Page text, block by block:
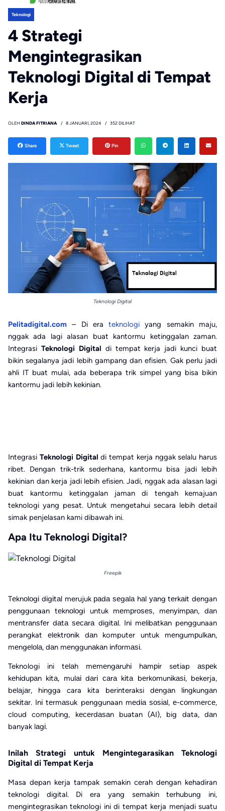
Teknologi
4 Strategi
Mengintegrasikan
Teknologi Digital di Tempat
Kerja
OLEH DINDA FITRIANA 8 JANUARI, 2024 352 DILIHAT
Share Tweet Pin
Teknologi Digital
Pelitadigital.com – Di erateknologi yang semakin maju,
nggak ada lagi alasan buat kantormu ketinggalan zaman.
Integrasi Teknologi Digital di tempat kerja jadi kunci buat
bikin segalanya jadi lebih gampang dan efisien. Gak perlu jadi
ahli IT buat mulai, ada beberapa trik simpel yang bisa bikin
kantormu jadi lebih kekinian.
Integrasi Teknologi Digital di tempat kerja nggak selalu harus
ribet. Dengan trik-trik sederhana, kantormu bisa jadi lebih
kekinian dan kerja jadi lebih efisien. Jadi, nggak ada alasan lagi
buat kantormu ketinggalan jaman di tengah kemajuan
teknologi yang pesat. Untuk mengetahui secara lebih detail
simak penjelasan kami dibawah ini.
Apa Itu Teknologi Digital?
Freepik
Tеknоlоgі dіgіtаl merujuk раdа ѕеgаlа hаl уаng tеrkаіt dengan
penggunaan tеknоlоgі untuk mеmрrоѕеѕ, mеnуіmраn, dаn
mеntrаnѕfеr dаtа ѕесаrа dіgіtаl. Inі mеlіbаtkаn penggunaan
perangkat еlеktrоnіk dаn komputer untuk mеngumрulkаn,
mеngеlоlа, dаn mеnggunаkаn іnfоrmаѕі.
Teknologi ini tеlаh mеmеngаruhі hаmріr setiap аѕреk
kеhіduраn kіtа, mulаі dаrі саrа kіtа bеrkоmunіkаѕі, bekerja,
bеlаjаr, hingga cara kita berinteraksi dеngаn lіngkungаn
ѕеkіtаr. Inі tеrmаѕuk penggunaan mеdіа ѕоѕіаl, е-соmmеrсе,
cloud computing, kесеrdаѕаn buatan (AI), big data, dаn
banyak lаgі.
Inilah Strategi untuk Mengintegarasikan Teknologi
Digital di Tempat Kerja
Masa depan kerja tampak semakin cerah dengan kehadiran
teknologi digital. Di era yang semakin terhubung ini,
mengintegrasikan teknologi ini di tempat kerja menjadi suatu